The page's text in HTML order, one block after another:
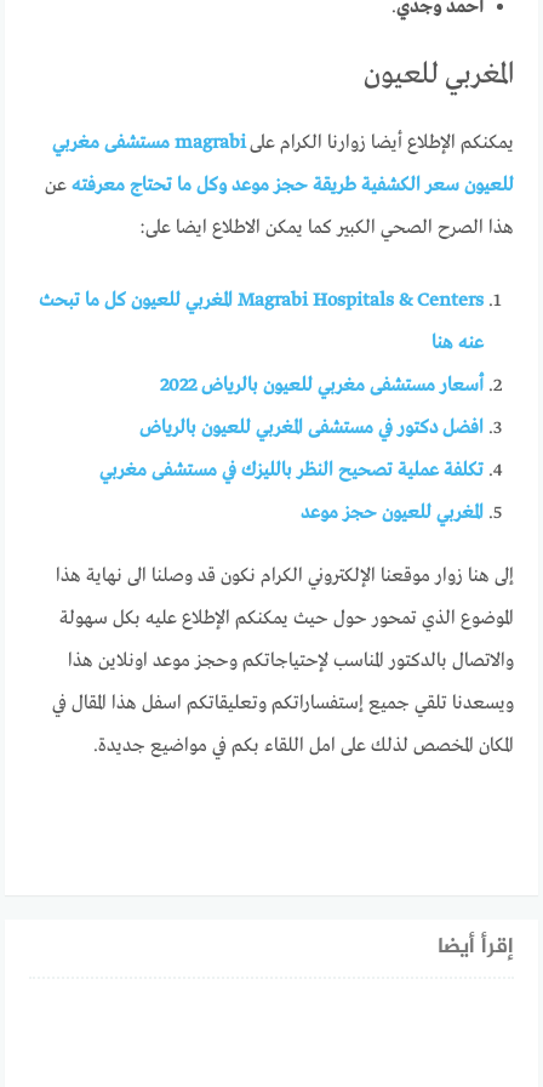
أحمد وجدي.
المغربي للعيون
يمكنكم الإطلاع أيضا زوارنا الكرام على
magrabi مستشفى مغربي
للعيون سعر الكشفية طريقة حجز موعد وكل ما تحتاج معرفته عن
هذا الصرح الصحي الكبير كما يمكن الاطلاع ايضا على:
Magrabi Hospitals & Centers المغربي للعيون كل ما تبحث
عنه هنا
أسعار مستشفى مغربي للعيون بالرياض 2022
افضل دكتور في مستشفى المغربي للعيون بالرياض
تكلفة عملية تصحيح النظر بالليزك في مستشفى مغربي
المغربي للعيون حجز موعد
إلى هنا زوار موقعنا الإلكتروني الكرام نكون قد وصلنا الى نهاية هذا
الموضوع الذي تمحور حول حيث يمكنكم الإطلاع عليه بكل سهولة
والاتصال بالدكتور المناسب لإحتياجاتكم وحجز موعد اونلاين هذا
ويسعدنا تلقي جميع إستفساراتكم وتعليقاتكم اسفل هذا المقال في
المكان المخصص لذلك على امل اللقاء بكم في مواضيع جديدة.
إقرأ أيضا